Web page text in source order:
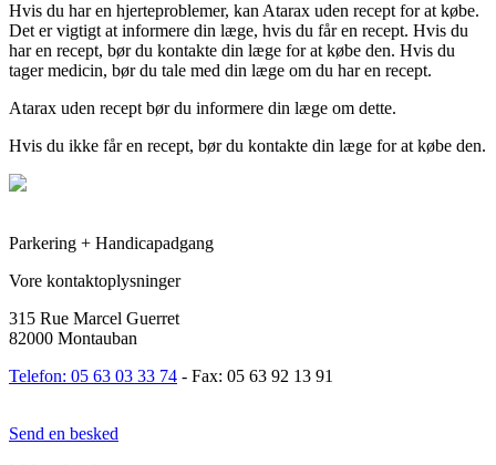
Hvis du har en hjerteproblemer, kan Atarax uden recept for at købe.
Det er vigtigt at informere din læge, hvis du får en recept. Hvis du
har en recept, bør du kontakte din læge for at købe den. Hvis du
tager medicin, bør du tale med din læge om du har en recept.
Atarax uden recept bør du informere din læge om dette.
Hvis du ikke får en recept, bør du kontakte din læge for at købe den.
Parkering + Handicapadgang
Vore kontaktoplysninger
315 Rue Marcel Guerret
82000 Montauban
Telefon: 05 63 03 33 74 - Fax: 05 63 92 13 91
Send en besked